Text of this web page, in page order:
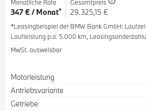
Monatliche Rate
347 € / Monat*
Gesamtpreis
29.325,15 €
*Leasingbeispiel der BMW Bank GmbH:
Laufleistung p.a. 5.000 km,
MwSt. ausweisbar
Spezifikation
Motorleistung
Antriebsvariante
Getriebe